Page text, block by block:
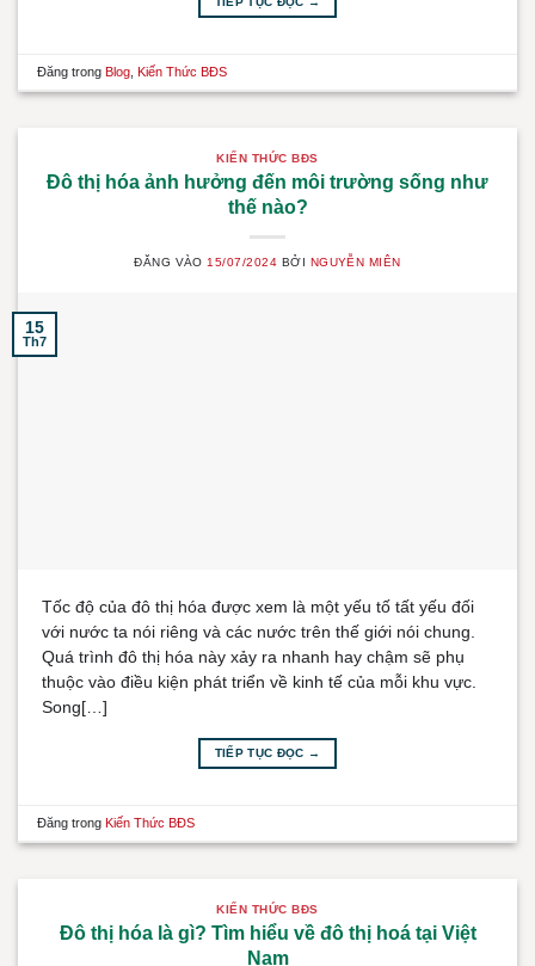
Đăng trongBlog ,Kiến Thức BĐS
KIẾN THỨC BĐS
Đô thị hóa ảnh hưởng đến môi trường sống như
thế nào?
ĐĂNG VÀO 15/07/2024 BỞI NGUYỄN MIÊN
15
Th7
Tốc độ của đô thị hóa được xem là một yếu tố tất yếu đối
với nước ta nói riêng và các nước trên thế giới nói chung.
Quá trình đô thị hóa này xảy ra nhanh hay chậm sẽ phụ
thuộc vào điều kiện phát triển về kinh tế của mỗi khu vực.
Song[…]
TIẾP TỤC ĐỌC →
Đăng trongKiến Thức BĐS
KIẾN THỨC BĐS
Đô thị hóa là gì? Tìm hiểu về đô thị hoá tại Việt
Nam